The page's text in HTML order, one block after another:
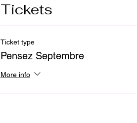
Tickets
Ticket type
Pensez Septembre
More info